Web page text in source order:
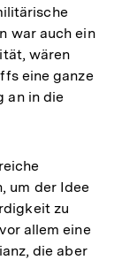
war auch ein
wären
eine ganze
an in die
um der Idee
zu
allem eine
die aber